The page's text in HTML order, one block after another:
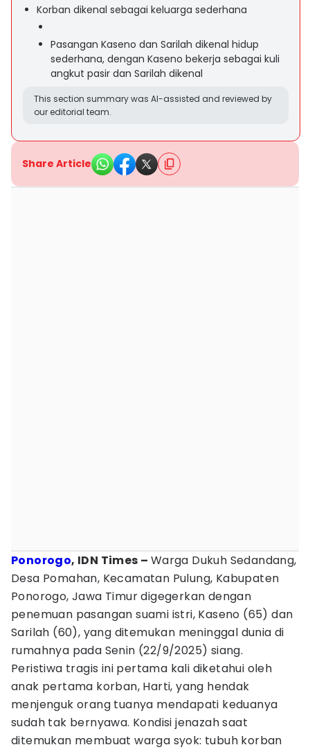
Korban dikenal sebagai keluarga sederhana
Pasangan Kaseno dan Sarilah dikenal hidup
sederhana, dengan Kaseno bekerja sebagai kuli
angkut pasir dan Sarilah dikenal
This section summary was AI-assisted and reviewed by
our editorial team.
Share Article
Ponorogo, IDN Times – Warga Dukuh Sedandang,
Desa Pomahan, Kecamatan Pulung, Kabupaten
Ponorogo, Jawa Timur digegerkan dengan
penemuan pasangan suami istri, Kaseno (65) dan
Sarilah (60), yang ditemukan meninggal dunia di
rumahnya pada Senin (22/9/2025) siang.
Peristiwa tragis ini pertama kali diketahui oleh
anak pertama korban, Harti, yang hendak
menjenguk orang tuanya mendapati keduanya
sudah tak bernyawa. Kondisi jenazah saat
ditemukan membuat warga syok: tubuh korban